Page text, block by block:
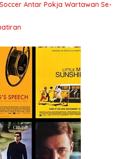
Antar Pokja Wartawan Se-